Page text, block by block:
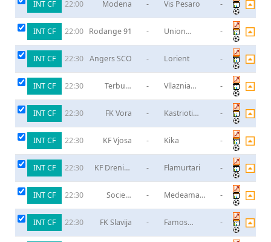
INT CF 22:00 Modena - Vis Pesaro -
INT CF 22:00 Rodange 91 -
Union
Wasserbillig
-
INT CF 22:30 Angers SCO - Lorient -
INT CF 22:30
Terbuni
-
Vllaznia
-
INT CF 22:30 FK Vora -
Kastrioti
-
INT CF 22:30 KF Vjosa - Kika -
INT CF 22:30
KF Drenica
- Flamurtari -
INT CF 22:30
Societe
De L"Armee
-
Medeama
-
INT CF 22:30 FK Slavija -
Famos
-